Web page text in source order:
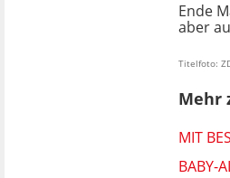
Ende
aber
Titelfoto:
Mehr
MIT
BABY-